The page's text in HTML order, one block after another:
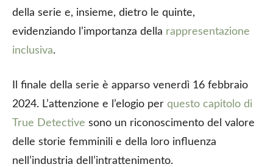
della serie e, insieme, dietro le quinte,
evidenziando l’importanza della rappresentazione
inclusiva.
Il finale della serie è apparso venerdì 16 febbraio
2024. L’attenzione e l’elogio per questo capitolo di
True Detective sono un riconoscimento del valore
delle storie femminili e della loro influenza
nell’industria dell’intrattenimento.